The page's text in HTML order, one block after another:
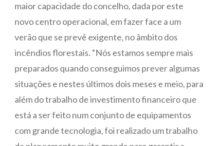
maior capacidade do concelho, dada por este
novo centro operacional, em fazer face a um
verão que se prevê exigente, no âmbito dos
incêndios florestais. “Nós estamos sempre mais
preparados quando conseguimos prever algumas
situações e nestes últimos dois meses e meio, para
além do trabalho de investimento financeiro que
está a ser feito num conjunto de equipamentos
com grande tecnologia, foi realizado um trabalho